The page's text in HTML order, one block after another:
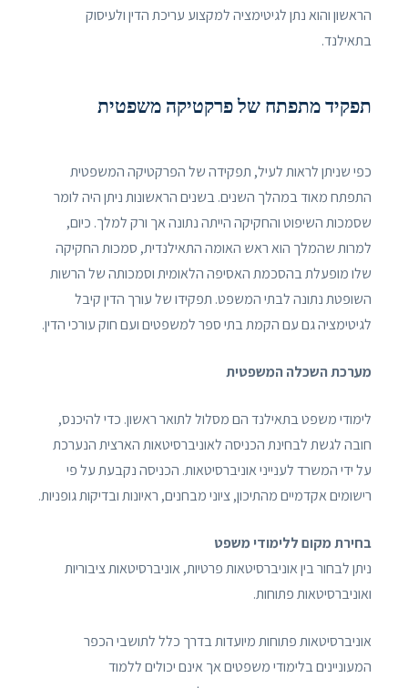
הראשון והוא נתן לגיטימציה למקצוע עריכת הדין ולעיסוק
בתאילנד.
תפקיד מתפתח של פרקטיקה משפטית
כפי שניתן לראות לעיל, תפקידה של הפרקטיקה המשפטית
התפתח מאוד במהלך השנים. בשנים הראשונות ניתן היה לומר
שסמכות השיפוט והחקיקה הייתה נתונה אך ורק למלך. כיום,
למרות שהמלך הוא ראש האומה התאילנדית, סמכות החקיקה
שלו מופעלת בהסכמת האסיפה הלאומית וסמכותה של הרשות
השופטת נתונה לבתי המשפט. תפקידו של עורך הדין קיבל
לגיטימציה גם עם הקמת בתי ספר למשפטים ועם חוק עורכי הדין.
מערכת השכלה המשפטית
לימודי משפט בתאילנד הם מסלול לתואר ראשון. כדי להיכנס,
חובה לגשת לבחינת הכניסה לאוניברסיטאות הארצית הנערכת
על ידי המשרד לענייני אוניברסיטאות. הכניסה נקבעת על פי
רישומים אקדמיים מהתיכון, ציוני מבחנים, ראיונות ובדיקות גופניות.
בחירת מקום ללימודי משפט
ניתן לבחור בין אוניברסיטאות פרטיות, אוניברסיטאות ציבוריות
ואוניברסיטאות פתוחות.
אוניברסיטאות פתוחות מיועדות בדרך כלל לתושבי הכפר
המעוניינים בלימודי משפטים אך אינם יכולים ללמוד